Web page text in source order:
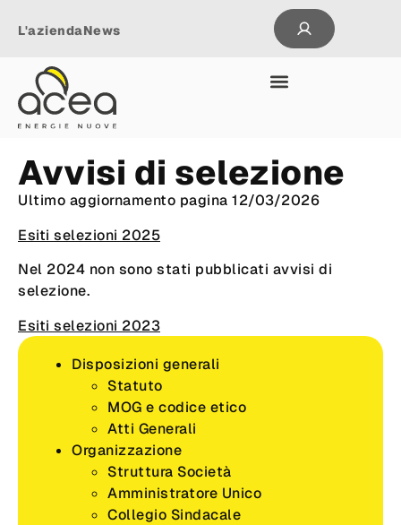
L'aziendaNews
Disposizioni generali
Statuto
MOG e codice etico
Atti Generali
Organizzazione
Struttura Società
Amministratore Unico
Collegio Sindacale
Avvisi di selezione
Ultimo aggiornamento pagina 12/03/2026
Esiti selezioni 2025
Nel 2024 non sono stati pubblicati avvisi di
selezione.
Esiti selezioni 2023